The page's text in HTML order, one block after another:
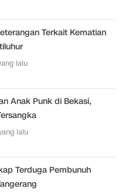
Terkait Kematian
lalu
Anak Punk di Bekasi,
lalu
Terduga Pembunuh